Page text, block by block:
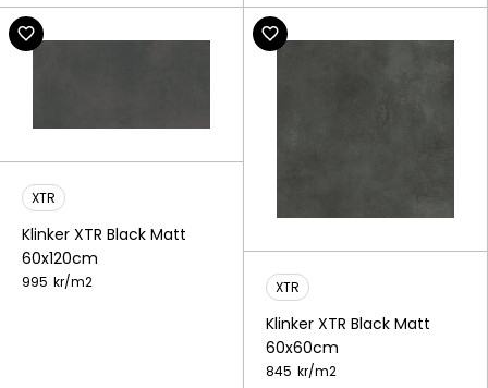
XTR
Klinker XTR Black Matt
60x120cm
995 kr/m2 XTR
Klinker XTR Black Matt
60x60cm
845 kr/m2